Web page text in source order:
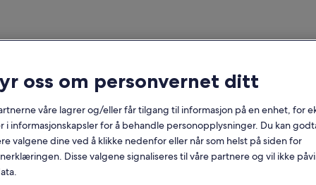
villmarkshoteller nær
– oppgi datoer for å se
Datoer
oss om personvernet ditt
våre lagrer og/eller får tilgang til informasjon på en enhet, for
i informasjonskapsler for å behandle personopplysninger. Du kan
valgene dine ved å klikke nedenfor eller når som helst på siden for
Disse valgene signaliseres til våre partnere og vil ikke